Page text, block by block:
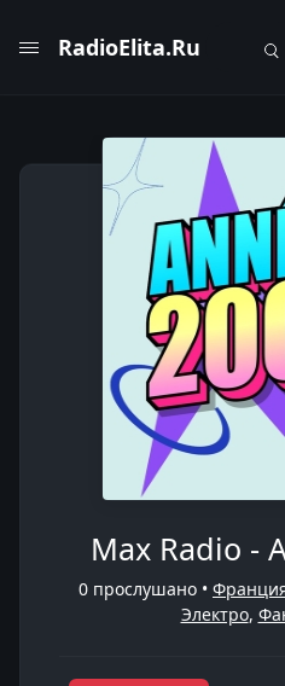
RadioElita.Ru
Max Radio -
0 прослушано •
Электро,